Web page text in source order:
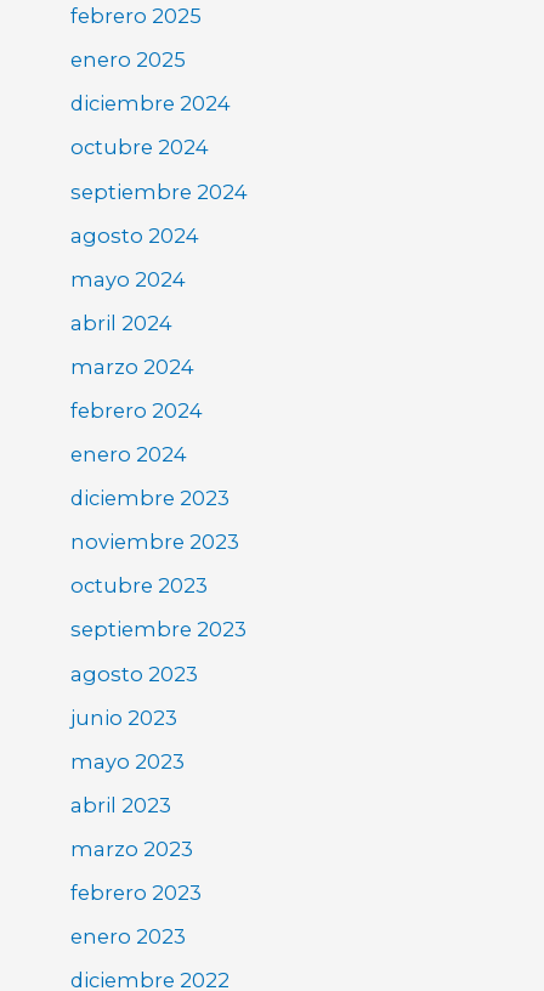
febrero 2025
enero 2025
diciembre 2024
octubre 2024
septiembre 2024
agosto 2024
mayo 2024
abril 2024
marzo 2024
febrero 2024
enero 2024
diciembre 2023
noviembre 2023
octubre 2023
septiembre 2023
agosto 2023
junio 2023
mayo 2023
abril 2023
marzo 2023
febrero 2023
enero 2023
diciembre 2022